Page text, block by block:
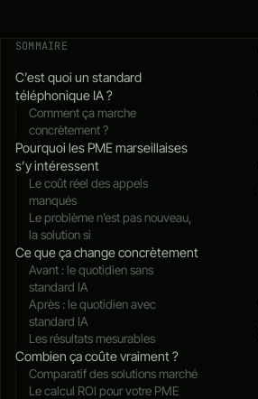
SOMMAIRE
C’est quoi un standard
téléphonique IA ?
Comment ça marche
concrètement ?
Pourquoi les PME marseillaises
s’y intéressent
Le coût réel des appels
manqués
Le problème n’est pas nouveau,
la solution si
Ce que ça change concrètement
Avant : le quotidien sans
standard IA
Après : le quotidien avec
standard IA
Les résultats mesurables
Combien ça coûte vraiment ?
Comparatif des solutions marché
Le calcul ROI pour votre PME